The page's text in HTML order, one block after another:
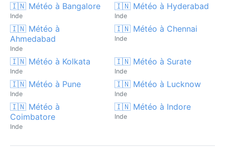
🇮🇳 Météo à Bangalore
Inde
🇮🇳 Météo à Hyderabad
Inde
🇮🇳 Météo à
Ahmedabad
Inde
🇮🇳 Météo à Chennai
Inde
🇮🇳 Météo à Kolkata
Inde
🇮🇳 Météo à Surate
Inde
🇮🇳 Météo à Pune
Inde
🇮🇳 Météo à Lucknow
Inde
🇮🇳 Météo à
Coimbatore
Inde
🇮🇳 Météo à Indore
Inde